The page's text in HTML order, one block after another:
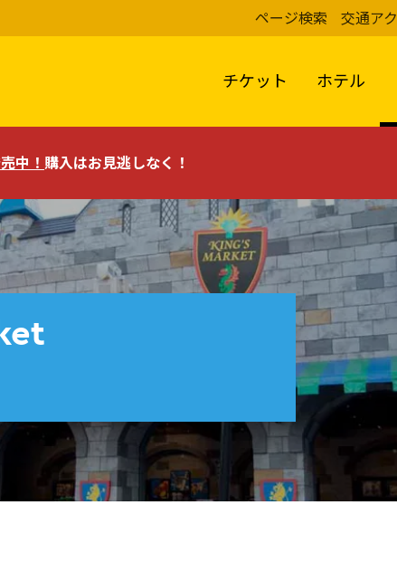
ページ検索 交通ア
チケット ホテル
中！ 購入はお見逃しなく！